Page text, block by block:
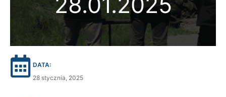
DATA:
28 stycznia, 2025